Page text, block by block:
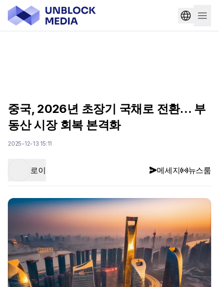
중국, 2026년 초장기 국채로 전환… 부
동산 시장 회복 본격화
2025-12-13 15:11
로이 메세지 뉴스룸